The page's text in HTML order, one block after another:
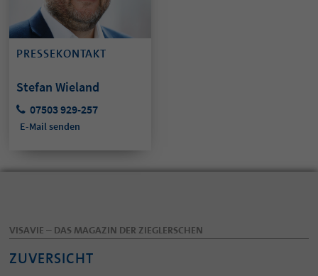
PRESSEKONTAKT
Stefan Wieland
07503 929-257
E-Mail senden
VISAVIE – DAS MAGAZIN DER ZIEGLERSCHEN
ZUVERSICHT